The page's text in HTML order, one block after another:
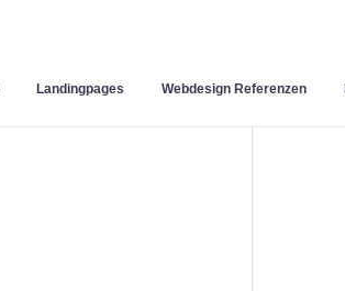
Landingpages Webdesign Referenzen